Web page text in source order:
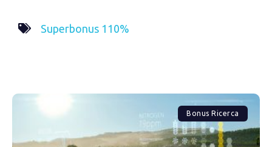
Superbonus 110%
Bonus Ricerca